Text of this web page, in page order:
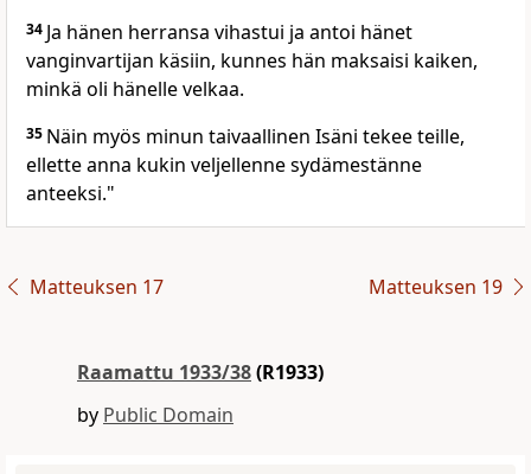
34 Ja hänen herransa vihastui ja antoi hänet
vanginvartijan käsiin, kunnes hän maksaisi kaiken,
minkä oli hänelle velkaa.
35 Näin myös minun taivaallinen Isäni tekee teille,
ellette anna kukin veljellenne sydämestänne
anteeksi."
Matteuksen 17 Matteuksen 19
Raamattu 1933/38(R1933)
by Public Domain